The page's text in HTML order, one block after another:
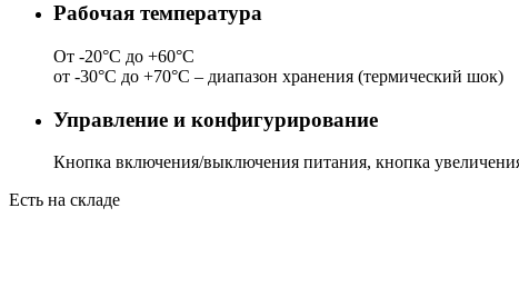
Рабочая температура
От -20°C до +60°С
от -30°C до +70°C – диапазон хранения (термический шок)
Управление и конфигурирование
Кнопка включения/выключения питания, кнопка
Есть на складе